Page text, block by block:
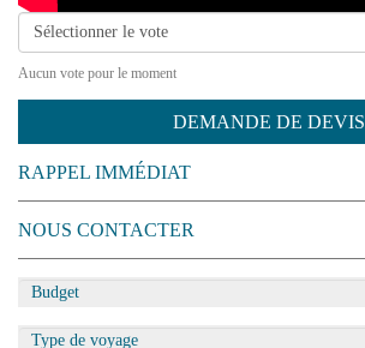
fivestar
Aucun vote pour le moment
DEMANDE DE DEVIS
RAPPEL IMMÉDIAT
NOUS CONTACTER